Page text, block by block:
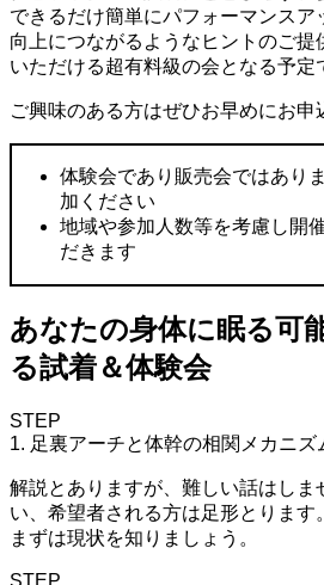
できるだけ簡単にパフォーマンス
向上につながるようなヒントのご提
いただける超有料級の会となる予定
ご興味のある方はぜひお早めにお申
体験会であり販売会ではあり
加ください
地域や参加人数等を考慮し開
だきます
あなたの身体に眠る可
る試着＆体験会
STEP
1. 足裏アーチと体幹の相関メカニズ
解説とありますが、難しい話はしま
い、希望者される方は足形とります。
まずは現状を知りましょう。
STEP